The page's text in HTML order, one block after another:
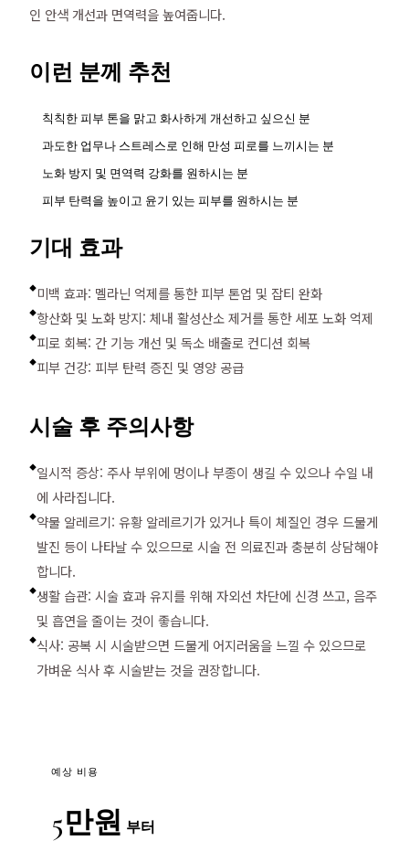
인 안색 개선과 면역력을 높여줍니다.
이런 분께 추천
칙칙한 피부 톤을 맑고 화사하게 개선하고 싶으신 분
과도한 업무나 스트레스로 인해 만성 피로를 느끼시는 분
노화 방지 및 면역력 강화를 원하시는 분
피부 탄력을 높이고 윤기 있는 피부를 원하시는 분
기대 효과
◆미백 효과: 멜라닌 억제를 통한 피부 톤업 및 잡티 완화
◆항산화 및 노화 방지: 체내 활성산소 제거를 통한 세포 노화 억제
◆피로 회복: 간 기능 개선 및 독소 배출로 컨디션 회복
◆피부 건강: 피부 탄력 증진 및 영양 공급
시술 후 주의사항
◆일시적 증상: 주사 부위에 멍이나 부종이 생길 수 있으나 수일 내
에 사라집니다.
◆약물 알레르기: 유황 알레르기가 있거나 특이 체질인 경우 드물게
발진 등이 나타날 수 있으므로 시술 전 의료진과 충분히 상담해야
합니다.
◆생활 습관: 시술 효과 유지를 위해 자외선 차단에 신경 쓰고, 음주
및 흡연을 줄이는 것이 좋습니다.
◆식사: 공복 시 시술받으면 드물게 어지러움을 느낄 수 있으므로
가벼운 식사 후 시술받는 것을 권장합니다.
예상 비용
5만원 부터